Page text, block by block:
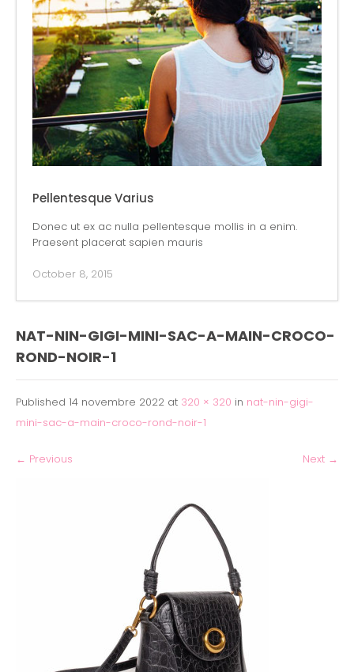
Pellentesque Varius
Donec ut ex ac nulla pellentesque mollis in a enim.
Praesent placerat sapien mauris
October 8, 2015
NAT-NIN-GIGI-MINI-SAC-A-MAIN-CROCO-
ROND-NOIR-1
Published 14 novembre 2022 at 320 × 320 in nat-nin-gigi-
mini-sac-a-main-croco-rond-noir-1
← Previous Next →